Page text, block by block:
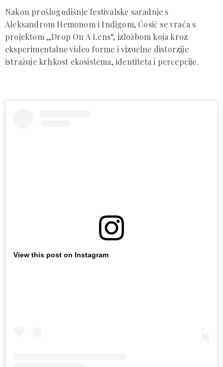
Nakon prošlogodišnje festivalske saradnje s
Aleksandrom Hemonom i Indigom, Ćosić se vraća s
projektom „Drop On A Lens“, izložbom koja kroz
eksperimentalne video forme i vizuelne distorzije
istražuje krhkost ekosistema, identiteta i percepcije.
View this post on Instagram